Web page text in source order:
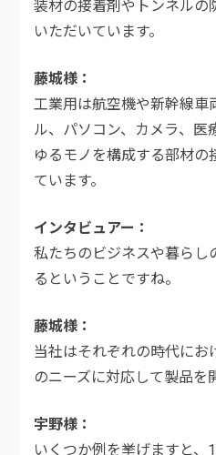
装材の接着剤やトンネルの
いただいています。
藤城様
工業用は航空機や新幹線車
ル、パソコン、カメラ、医
ゆるモノを構成する部材の
ています。
インタビュアー
私たちのビジネスや暮らし
るということですね。
藤城様
当社はそれぞれの時代にお
のニーズに対応して製品を
宇野様
いくつか例を挙げますと